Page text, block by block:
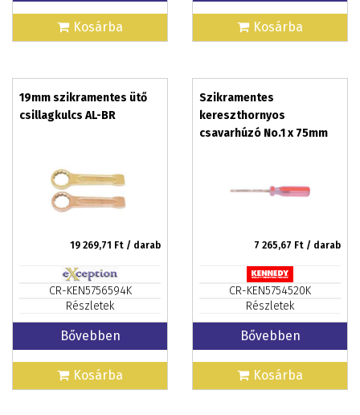
Kosárba Kosárba
19mm szikramentes ütő
csillagkulcs AL-BR
19 269,71 Ft / darab
CR-KEN5756594K
Részletek
Bővebben
Kosárba
Szikramentes
kereszthornyos
csavarhúzó No.1 x 75mm
7 265,67 Ft / darab
CR-KEN5754520K
Részletek
Bővebben
Kosárba